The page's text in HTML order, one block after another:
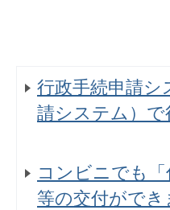
行政手続申請シ
請システム）で
コンビニでも「
等の交付ができ